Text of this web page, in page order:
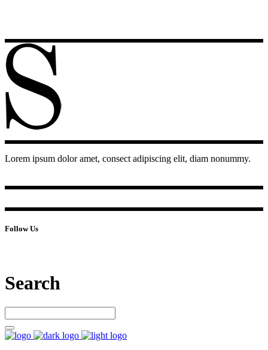
Lorem ipsum dolor amet, consect adipiscing elit, diam nonummy.
Follow Us
Search